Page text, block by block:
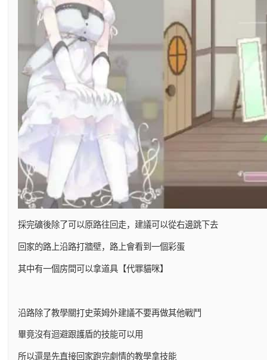
採完礦後除了可以原路往回走，建議可以從右邊跳下去
回家的路上沿路打牆壁，路上會看到一個彩蛋
其中有一個房間可以拿道具【代罪貓咪】
沿路除了教學關打史萊姆外建議不要再做其他戰鬥
畢竟沒有迴避跟護盾的技能可以用
所以還是先直接回家跑完劇情的教學拿技能